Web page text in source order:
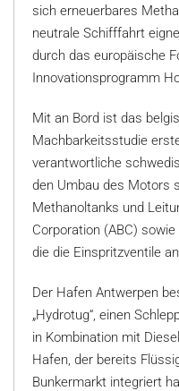
sich erneuerbares
neutrale Schifffahrt
durch das europäische
Innovationsprogramm
Mit an Bord ist das
Machbarkeitsstudie
verantwortliche
den Umbau des Motors
Methanoltanks und
Corporation (ABC)
die die Einspritzventile
Der Hafen Antwerpen
„Hydrotug“, einen
in Kombination mit
Hafen, der bereits
Bunkermarkt integriert